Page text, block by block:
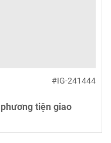
#IG-241444
tiện giao